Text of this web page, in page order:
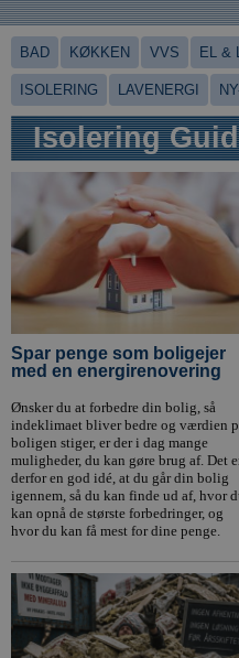
BAD KØKKEN VVS EL &
ISOLERING LAVENERGI
Isolering
Spar penge som boligejer
med en energirenovering
Ønsker du at forbedre din bolig, så
indeklimaet bliver bedre og værdien
boligen stiger, er der i dag mange
muligheder, du kan gøre brug af. Det
derfor en god idé, at du går din bolig
igennem, så du kan finde ud af, hvor
kan opnå de største forbedringer, og
hvor du kan få mest for dine penge.